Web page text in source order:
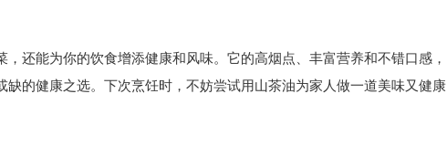
还能为你的饮食增添健康和风味。它的高烟点、丰富营养和不错口感，
缺的健康之选。下次烹饪时，不妨尝试用山茶油为家人做一道美味又健康